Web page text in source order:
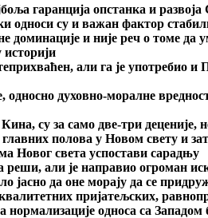
гаранција опстанка и
односи су и важан фактор
доминације и није реч о томе
историји
али га је употребио
духовно-моралне
су за само две-три деценије,
полова у Новом свету и
Новог света успостави сарадњу
али је направио огроман
јасно да оне морају да се
пријатељских,
односа са